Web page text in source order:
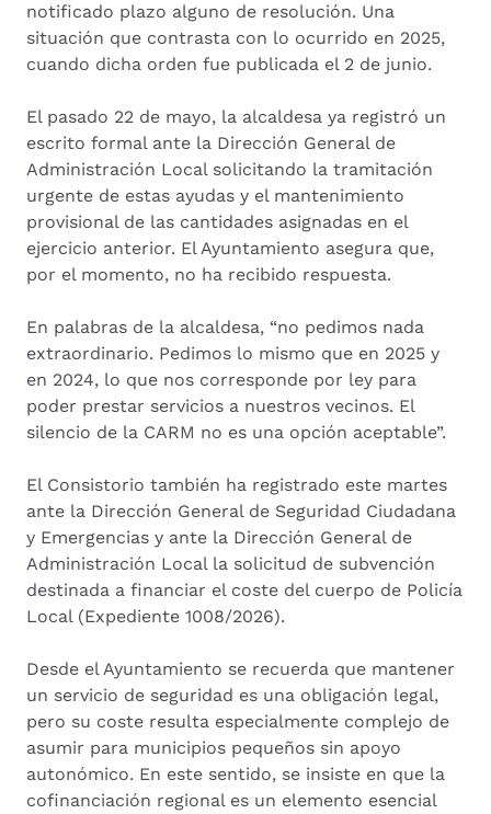
notificado plazo alguno de resolución. Una
situación que contrasta con lo ocurrido en 2025,
cuando dicha orden fue publicada el 2 de junio.
El pasado 22 de mayo, la alcaldesa ya registró un
escrito formal ante la Dirección General de
Administración Local solicitando la tramitación
urgente de estas ayudas y el mantenimiento
provisional de las cantidades asignadas en el
ejercicio anterior. El Ayuntamiento asegura que,
por el momento, no ha recibido respuesta.
En palabras de la alcaldesa, “no pedimos nada
extraordinario. Pedimos lo mismo que en 2025 y
en 2024, lo que nos corresponde por ley para
poder prestar servicios a nuestros vecinos. El
silencio de la CARM no es una opción aceptable”.
El Consistorio también ha registrado este martes
ante la Dirección General de Seguridad Ciudadana
y Emergencias y ante la Dirección General de
Administración Local la solicitud de subvención
destinada a financiar el coste del cuerpo de Policía
Local (Expediente 1008/2026).
Desde el Ayuntamiento se recuerda que mantener
un servicio de seguridad es una obligación legal,
pero su coste resulta especialmente complejo de
asumir para municipios pequeños sin apoyo
autonómico. En este sentido, se insiste en que la
cofinanciación regional es un elemento esencial